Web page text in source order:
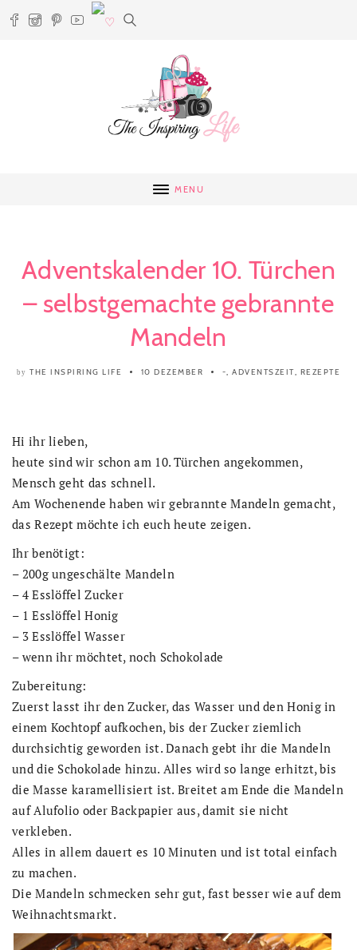
MENU
Adventskalender 10. Türchen
– selbstgemachte gebrannte
Mandeln
by THE INSPIRING LIFE 10 DEZEMBER -,ADVENTSZEIT, REZEPTE
Hi ihr lieben,
heute sind wir schon am 10. Türchen angekommen,
Mensch geht das schnell.
Am Wochenende haben wir gebrannte Mandeln gemacht,
das Rezept möchte ich euch heute zeigen.
Ihr benötigt:
– 200g ungeschälte Mandeln
– 4 Esslöffel Zucker
– 1 Esslöffel Honig
– 3 Esslöffel Wasser
– wenn ihr möchtet, noch Schokolade
Zubereitung:
Zuerst lasst ihr den Zucker, das Wasser und den Honig in
einem Kochtopf aufkochen, bis der Zucker ziemlich
durchsichtig geworden ist. Danach gebt ihr die Mandeln
und die Schokolade hinzu. Alles wird so lange erhitzt, bis
die Masse karamellisiert ist. Breitet am Ende die Mandeln
auf Alufolio oder Backpapier aus, damit sie nicht
verkleben.
Alles in allem dauert es 10 Minuten und ist total einfach
zu machen.
Die Mandeln schmecken sehr gut, fast besser wie auf dem
Weihnachtsmarkt.